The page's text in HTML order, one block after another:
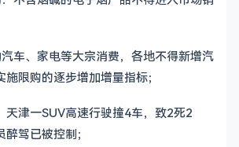
车、家电等大宗消费，各地不得新增汽
限购的逐步增加增量指标；
天津一SUV高速行驶撞4车，致2死2
驾已被控制；